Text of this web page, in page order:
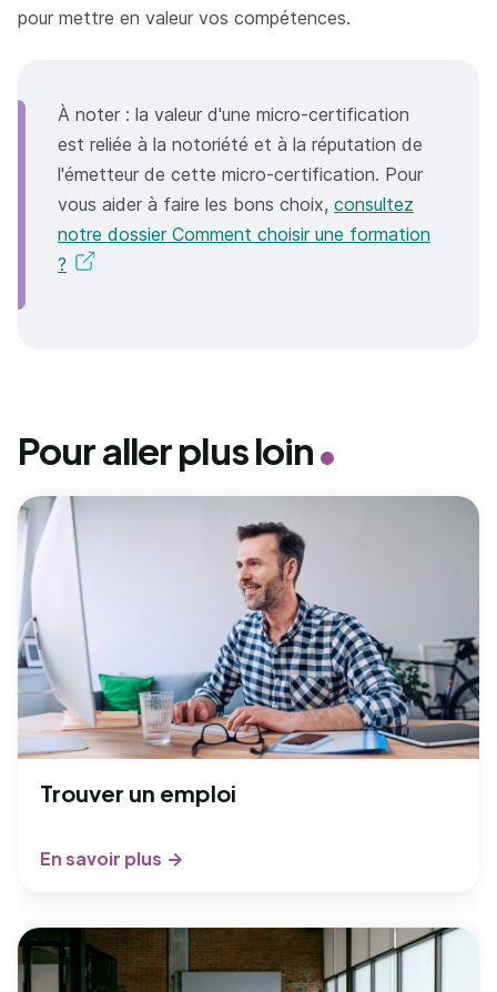
pour mettre en valeur vos compétences.
À noter : la valeur d'une micro-certification
est reliée à la notoriété et à la réputation de
l'émetteur de cette micro-certification. Pour
vous aider à faire les bons choix, consultez
notre dossier Comment choisir une formation
?
Pour aller plus loin
Trouver un emploi
En savoir plus